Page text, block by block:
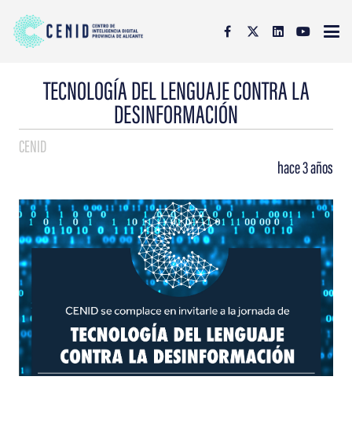
TECNOLOGÍA DEL LENGUAJE CONTRA LA
DESINFORMACIÓN
CENID
hace 3 años